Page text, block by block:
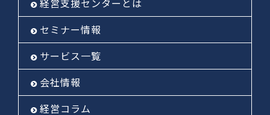
セミナー情報
サービス一覧
会社情報
経営コラム